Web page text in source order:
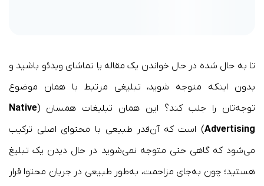
تا به حال شده در حال خواندن یک مقاله یا تماشای ویدئو باشید و
بدون اینکه متوجه شوید، تبلیغی مرتبط با همان موضوع
توجه‌تان را جلب کند؟ این همان تبلیغات همسان (Native
Advertising) است که آن‌قدر طبیعی با محتوای اصلی ترکیب
می‌شود که گاهی حتی متوجه نمی‌شوید در حال دیدن یک تبلیغ
هستید؛ چون به‌جای مزاحمت، به‌طور طبیعی در جریان محتوا قرار